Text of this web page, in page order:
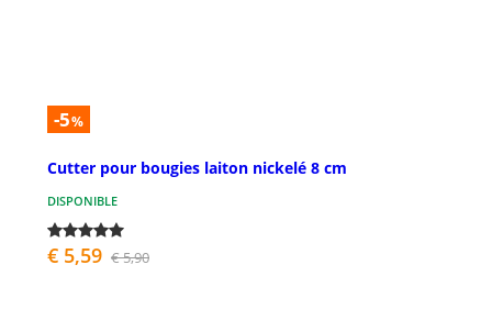
-5%
Cutter pour bougies laiton nickelé 8 cm
DISPONIBLE
€ 5,59 € 5,90